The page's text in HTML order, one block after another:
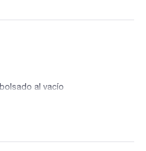
al vacío
hongos y microorganismos